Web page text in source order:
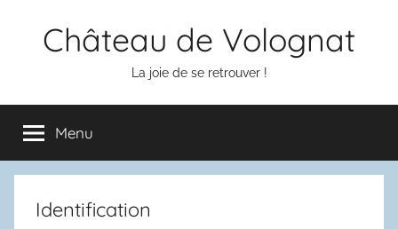
Château de Volognat
La joie de se retrouver !
Menu
Identification